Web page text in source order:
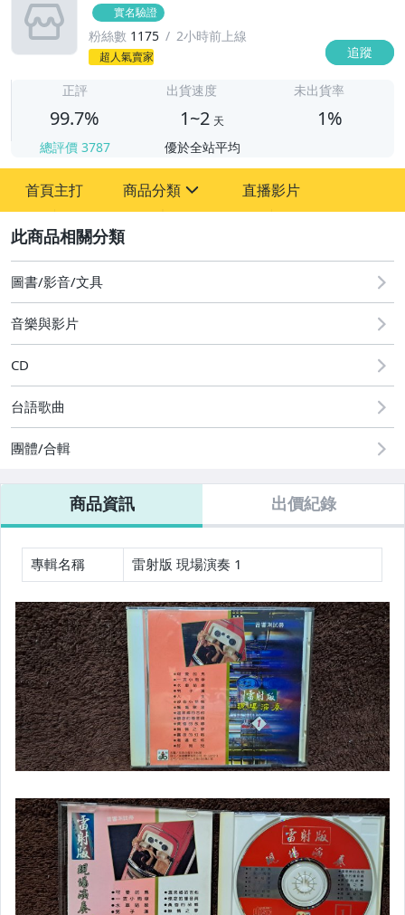
實名驗證
粉絲數 1175 2小時前上線
超人氣賣家 追蹤
正評
99.7%
總評價 3787
出貨速度
1~2 天
優於全站平均
未出貨率
1%
首頁主打 商品分類
其它
直播影片
圖書/影音/文具
音樂與影片
CD
台語歌曲
團體/合輯
商品資訊 出價紀錄
專輯名稱 雷射版 現場演奏 1